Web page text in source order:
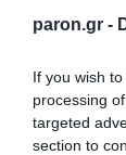
paron.gr -
If you wish
processing
targeted
section to
Η